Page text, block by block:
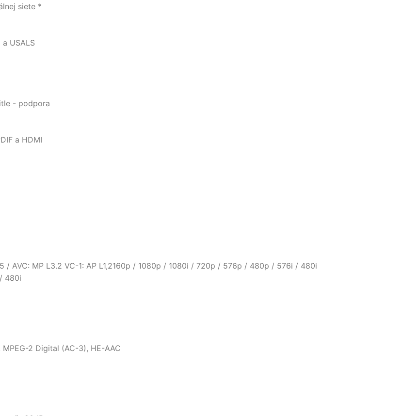
siete *
USALS
- podpora
a HDMI
/ AVC: MP L3.2 VC-1: AP L1,2160p / 1080p / 1080i / 720p / 576p / 480p / 576i / 480i
480i
MPEG-2 Digital (AC-3), HE-AAC